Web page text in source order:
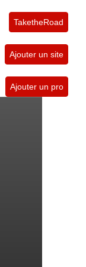
TaketheRoad
Ajouter un site
Ajouter un pro